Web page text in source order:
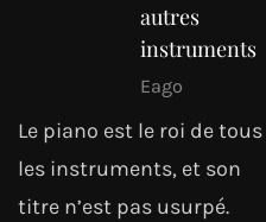
autres
instruments
Eago
Le piano est le roi de tous
les instruments, et son
titre n’est pas usurpé.